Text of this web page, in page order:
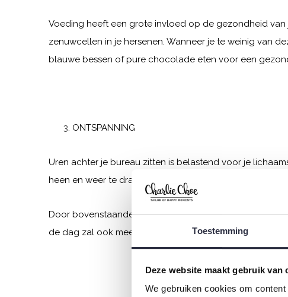
Toestemming
Deze website maakt gebruik van
We gebruiken cookies om
Voeding heeft een grote invloed op de gezondheid van
zenuwcellen in je hersenen. Wanneer je te weinig van
blauwe bessen of pure chocolade eten voor een
ONTSPANNING
Uren achter je bureau zitten is belastend voor je
heen en weer te draaien, haal je schouders op tot aan
Door bovenstaande tips dagelijks te gebruiken ervaart
de dag zal ook meer ontspannen verlopen.